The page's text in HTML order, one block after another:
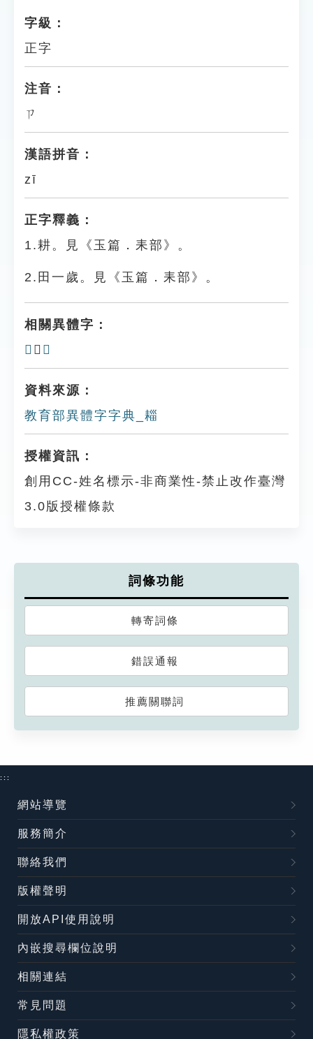
字級：
正字
注音：
ㄗ
漢語拼音：
zī
正字釋義：
1.耕。見《玉篇．耒部》。
2.田一歲。見《玉篇．耒部》。
相關異體字：
𦿨 、 𤰭
資料來源：
教育部異體字字典_䎩
授權資訊：
創用CC-姓名標示-非商業性-禁止改作臺灣
3.0版授權條款
詞條功能
轉寄詞條
錯誤通報
推薦關聯詞
:::
網站導覽
服務簡介
聯絡我們
版權聲明
開放API使用說明
內嵌搜尋欄位說明
相關連結
常見問題
隱私權政策